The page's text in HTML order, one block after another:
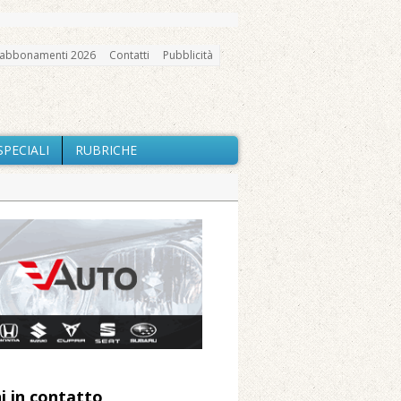
2026 Contatti Pubblicità
RUBRICHE
«Misura precauzionale e
della Pro Loco
estrema e gli incendi